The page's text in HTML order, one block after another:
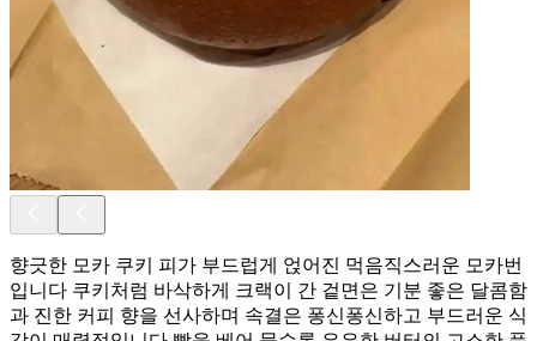
향긋한 모카 쿠키 피가 부드럽게 얹어진 먹음직스러운 모카번
입니다 쿠키처럼 바삭하게 크랙이 간 겉면은 기분 좋은 달콤함
과 진한 커피 향을 선사하며 속결은 퐁신퐁신하고 부드러운 식